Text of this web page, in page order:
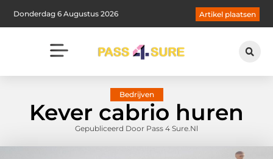
Donderdag 6 Augustus 2026 Artikel plaatsen
Bedrijven
Kever cabrio huren
Gepubliceerd Door Pass 4 Sure.nl